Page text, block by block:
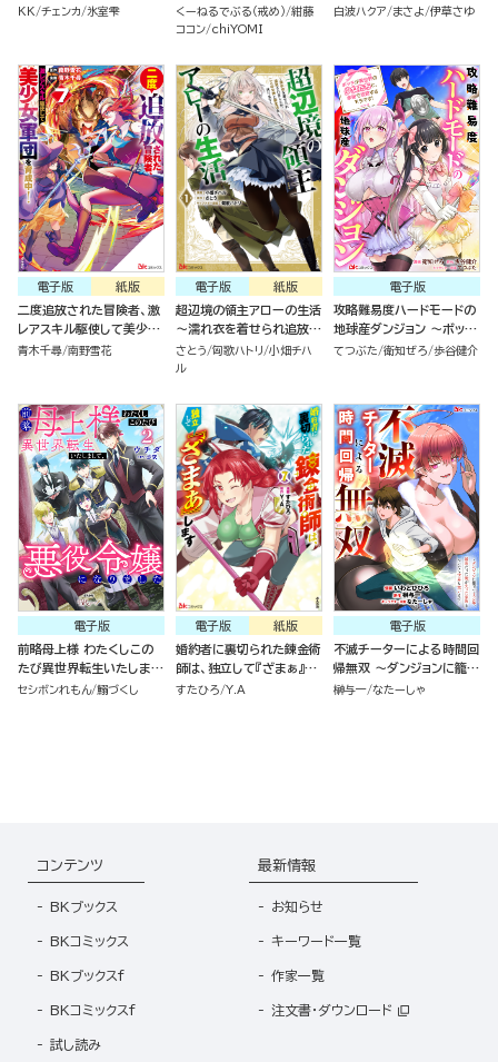
追放された神父です。 ～理
様も一緒についてきちゃい
ました～ コミック版（1）
KK チェンカ 氷室雫
ィといく最強ハーレム成り
上がり～ コミック版（分冊
くーねるでぶる（戒め） 紺藤
ココン chiYOMI
捨てられました そのまま
気にせず今日も眠ります
コミック版（6）
白波ハクア まさよ 伊草さゆ
紙版
電子版
二度追放された冒険者、激
レアスキル駆使して美少女
軍団を育成中！ コミック版
青木千尋 南野雪花
紙版
電子版
超辺境の領主アローの生活
～濡れ衣を着せられ追放さ
れましたが、二人の女神と
新生活を送ります～ コミッ
さとう 匈歌ハトリ
小畑チハ
ル
電子版
攻略難易度ハードモードの
地球産ダンジョン ～ボッチ
が異世界の少女たちと、余
てつぶた 衛知ぜろ 歩谷健介
電子版
前略母上様 わたくしこの
たび異世界転生いたしまし
て、悪役令嬢になりました
セシボンれもん 鰯づくし
紙版
電子版
婚約者に裏切られた錬金術
師は、独立して『ざまぁ』し
ます（7）
すたひろ Y.A
電子版
不滅チーターによる時間回
帰無双 ～ダンジョンに籠っ
て1万年。最弱だった俺が
榊与一 なたーしゃ
コンテンツ
BKブックス
BKコミックス
BKブックスf
BKコミックスf
試し読み
最新情報
お知らせ
キーワード一覧
作家一覧
注文書・ダウンロード